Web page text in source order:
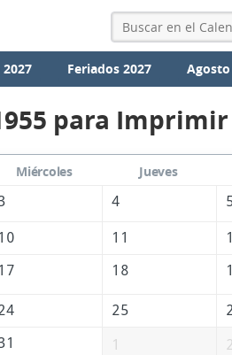
Feriados 2027
para Imprimir
Miércoles Jueves
4
10 11
17 18
25
1 2